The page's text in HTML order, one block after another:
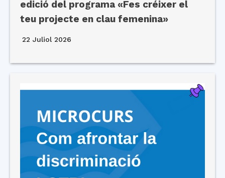
edició del programa «Fes créixer el
teu projecte en clau femenina»
22 Juliol 2026